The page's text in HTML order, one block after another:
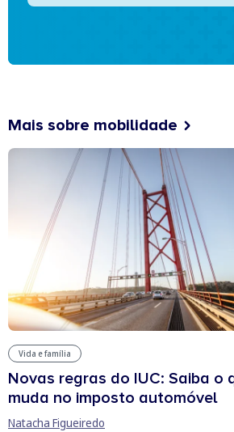
Mais sobre mobilidade
Vida e família
Novas regras do IUC: Saiba o
muda no imposto automóvel
Natacha Figueiredo